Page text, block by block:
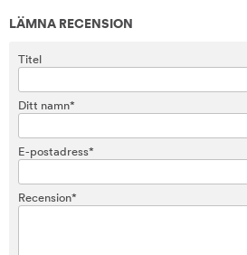
LÄMNA RECENSION
Titel
Ditt namn*
E-postadress*
Recension*